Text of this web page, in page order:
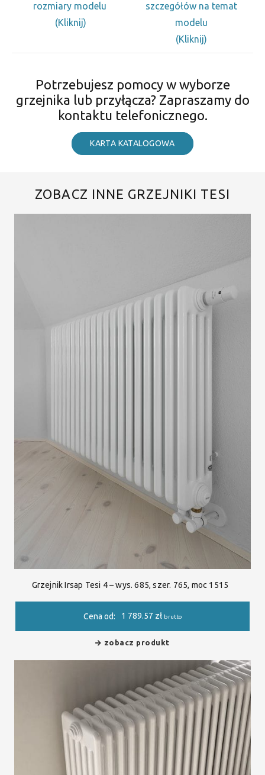
rozmiary modelu
(Kliknij)
szczegółów na temat
modelu
(Kliknij)
Potrzebujesz pomocy w wyborze
grzejnika lub przyłącza? Zapraszamy do
kontaktu telefonicznego.
KARTA KATALOGOWA
ZOBACZ INNE GRZEJNIKI TESI
Grzejnik Irsap Tesi 4 – wys. 685, szer. 765, moc 1515
Cena od: 1 789.57 zł brutto
zobacz produkt